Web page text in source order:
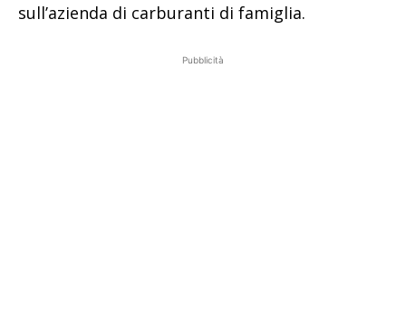
sull’azienda di carburanti di famiglia.
Pubblicità